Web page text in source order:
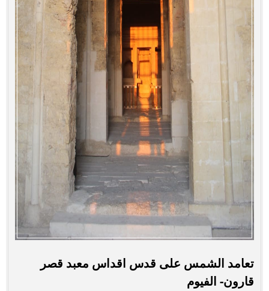
تعامد الشمس على قدس اقداس معبد قصر
قارون- الفيوم